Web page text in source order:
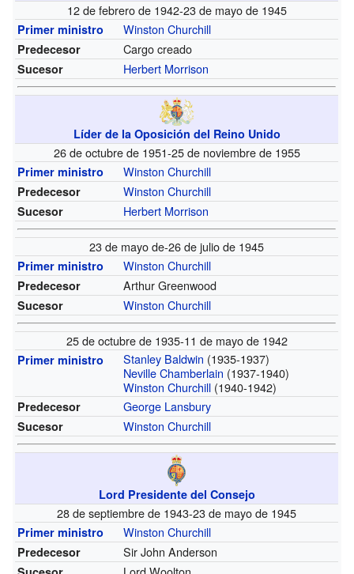
12 de febrero de 1942-23 de mayo de 1945
Primer ministro Winston Churchill
Predecesor Cargo creado
Sucesor Herbert Morrison
Líder de la Oposición del Reino Unido
26 de octubre de 1951-25 de noviembre de 1955
Primer ministro Winston Churchill
Predecesor Winston Churchill
Sucesor Herbert Morrison
23 de mayo de-26 de julio de 1945
Primer ministro Winston Churchill
Predecesor Arthur Greenwood
Sucesor Winston Churchill
25 de octubre de 1935-11 de mayo de 1942
Primer ministro Stanley Baldwin (1935-1937)
Neville Chamberlain (1937-1940)
Winston Churchill (1940-1942)
Predecesor George Lansbury
Sucesor Winston Churchill
Lord Presidente del Consejo
28 de septiembre de 1943-23 de mayo de 1945
Primer ministro Winston Churchill
Predecesor Sir John Anderson